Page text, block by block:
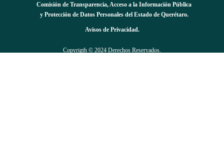
Comisión de Transparencia, Acceso a la Información Pública
y Protección de Datos Personales del Estado de Querétaro.
Avisos de Privacidad.
Copyrigth © 2024 Derechos Reservados.